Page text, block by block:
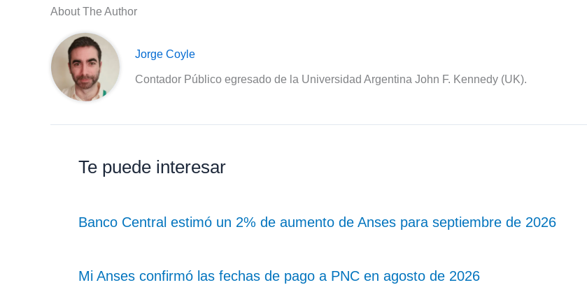
About The Author
Jorge Coyle
Contador Público egresado de la Universidad Argentina John F. Kennedy (UK).
Te puede interesar
Banco Central estimó un 2% de aumento de Anses para septiembre de 2026
Mi Anses confirmó las fechas de pago a PNC en agosto de 2026